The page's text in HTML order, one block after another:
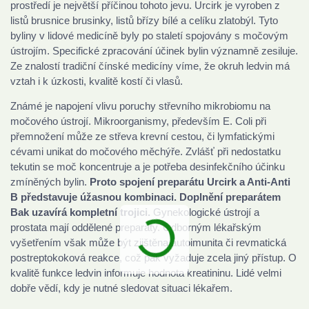
prostředí je největší příčinou tohoto jevu. Urcirk je vyroben z
listů brusnice brusinky, listů břízy bílé a celíku zlatobýl. Tyto
byliny v lidové medicíně byly po staletí spojovány s močovým
ústrojím. Specifické zpracování účinek bylin významně zesiluje.
Ze znalostí tradiční čínské medicíny víme, že okruh ledvin má
vztah i k úzkosti, kvalitě kostí či vlasů.
Známé je napojení vlivu poruchy střevního mikrobiomu na
močového ústrojí. Mikroorganismy, především E. Coli při
přemnožení může ze střeva krevní cestou, či lymfatickými
cévami unikat do močového měchýře. Zvlášť při nedostatku
tekutin se moč koncentruje a je potřeba desinfekčního účinku
zmíněných bylin. Proto spojení preparátu Urcirk a Anti-Anti
B představuje úžasnou kombinaci. Doplnění preparátem
Bak uzavírá kompletní trojici. Gynekologické ústrojí a
prostata mají oddělené preparáty. Odborným lékařským
vyšetřením však může být zjištěna autoimunita či revmatická
postreptokoková reakce, což pak vyžaduje zcela jiný přístup. O
kvalitě funkce ledvin informuje hodnota kreatininu. Lidé velmi
dobře vědí, kdy je nutné sledovat situaci lékařem.